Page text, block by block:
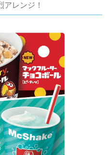
アレンジ！